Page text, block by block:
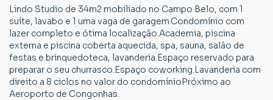
Lindo Studio de 34m2 mobiliado no Campo Belo, com 1
suíte, lavabo e 1 uma vaga de garagem.Condomínio com
lazer completo e ótima localização.Academia, piscina
externa e piscina coberta aquecida, spa, sauna, salão de
festas e brinquedoteca, lavanderia.Espaço reservado para
preparar o seu churrasco.Espaço coworking.Lavanderia com
direito a 8 ciclos no valor do condomínioPróximo ao
Aeroporto de Congonhas.